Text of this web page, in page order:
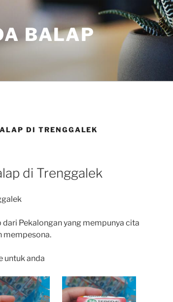
BALAP
DI TRENGGALEK
di Trenggalek
dari Pekalongan yang mempunya cita
mempesona.
untuk anda